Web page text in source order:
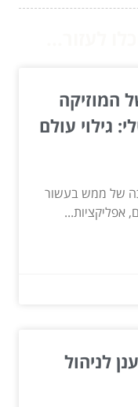
המוזיקה
גילוי עולם
של ממש בעשור
אפליקציות...
לניהול